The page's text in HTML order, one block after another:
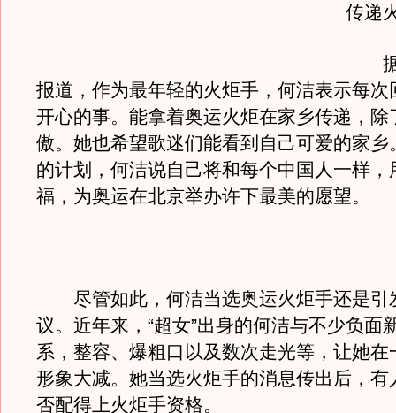
传递
据
报道，作为最年轻的火炬手，何洁表示每次
开心的事。能拿着奥运火炬在家乡传递，除
傲。她也希望歌迷们能看到自己可爱的家乡
的计划，何洁说自己将和每个中国人一样，
福，为奥运在北京举办许下最美的愿望。
尽管如此，何洁当选奥运火炬手还是引
议。近年来，“超女”出身的何洁与不少负面
系，整容、爆粗口以及数次走光等，让她在
形象大减。她当选火炬手的消息传出后，有
否配得上火炬手资格。